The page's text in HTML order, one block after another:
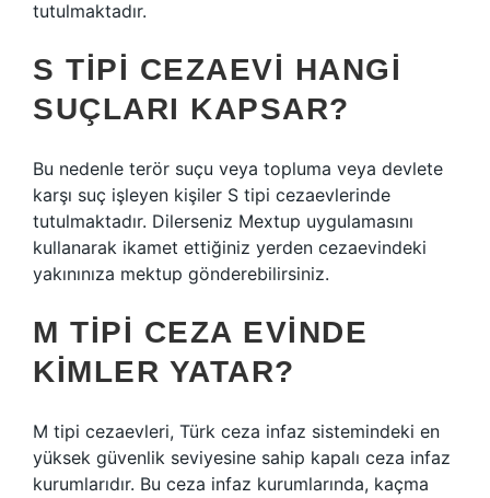
tutulmaktadır.
S TIPI CEZAEVI HANGI
SUÇLARI KAPSAR?
Bu nedenle terör suçu veya topluma veya devlete
karşı suç işleyen kişiler S tipi cezaevlerinde
tutulmaktadır. Dilerseniz Mextup uygulamasını
kullanarak ikamet ettiğiniz yerden cezaevindeki
yakınınıza mektup gönderebilirsiniz.
M TIPI CEZA EVINDE
KIMLER YATAR?
M tipi cezaevleri, Türk ceza infaz sistemindeki en
yüksek güvenlik seviyesine sahip kapalı ceza infaz
kurumlarıdır. Bu ceza infaz kurumlarında, kaçma